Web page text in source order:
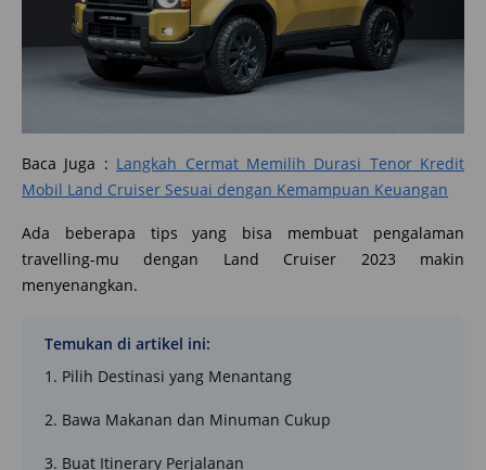
Baca Juga : Langkah Cermat Memilih Durasi Tenor Kredit
Mobil Land Cruiser Sesuai dengan Kemampuan Keuangan
Ada beberapa tips yang bisa membuat pengalaman
travelling-mu dengan Land Cruiser 2023 makin
menyenangkan.
Temukan di artikel ini:
1. Pilih Destinasi yang Menantang
2. Bawa Makanan dan Minuman Cukup
3. Buat Itinerary Perjalanan